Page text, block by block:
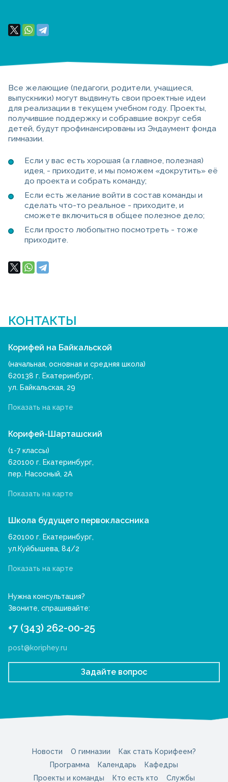
Все желающие (педагоги, родители, учащиеся,
выпускники) могут выдвинуть свои проектные идеи
для реализации в текущем учебном году. Проекты,
получившие поддержку и собравшие вокруг себя
детей, будут профинансированы из Эндаумент фонда
гимназии.
Если у вас есть хорошая (а главное, полезная)
идея, - приходите, и мы поможем «докрутить» её
до проекта и собрать команду;
Если есть желание войти в состав команды и
сделать что-то реальное - приходите, и
сможете включиться в общее полезное дело;
Если просто любопытно посмотреть - тоже
приходите.
КОНТАКТЫ
Корифей на Байкальской
(начальная, основная и средняя школа)
620138 г. Екатеринбург,
ул. Байкальская, 29
Показать на карте
Корифей-Шарташский
(1-7 классы)
620100 г. Екатеринбург,
пер. Насосный, 2А
Показать на карте
Школа будущего первоклассника
620100 г. Екатеринбург,
ул.Куйбышева, 84/2
Показать на карте
Нужна консультация?
Звоните, спрашивайте:
+7 (343) 262-00-25
post@koriphey.ru
Задайте вопрос
Новости О гимназии
Как стать Корифеем?
Программа
Календарь
Кафедры
Проекты и команды
Кто есть кто Службы